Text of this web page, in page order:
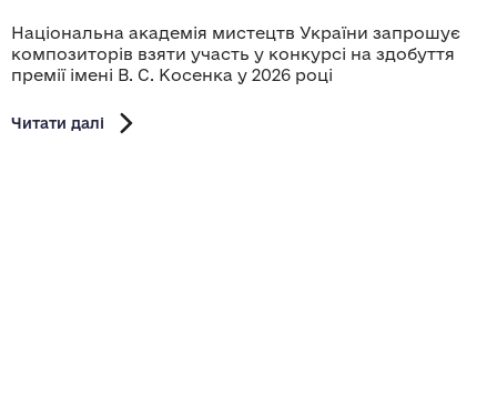
Національна академія мистецтв України запрошує
композиторів взяти участь у конкурсі на здобуття
премії імені В. С. Косенка у 2026 році
Читати далі